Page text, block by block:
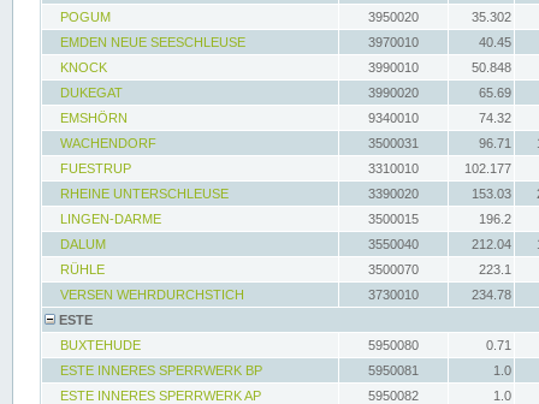
POGUM
3950020
35.302
EMDEN NEUE SEESCHLEUSE
3970010
40.45
KNOCK
3990010
50.848
DUKEGAT
3990020
65.69
EMSHÖRN
9340010
74.32
WACHENDORF
3500031 96.71
FUESTRUP
3310010
102.177
RHEINE UNTERSCHLEUSE
3390020 153.03
LINGEN-DARME
3500015
196.2
DALUM
3550040 212.04
RÜHLE
3500070
223.1
VERSEN WEHRDURCHSTICH
3730010
234.78
ESTE
BUXTEHUDE
5950080
0.71
ESTE INNERES SPERRWERK BP
5950081
1.0
ESTE INNERES SPERRWERK AP
5950082
1.0